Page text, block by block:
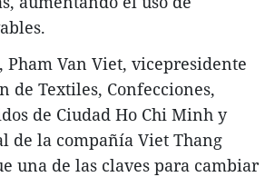
Pham Van Viet, vicepresidente
de Textiles, Confecciones,
de Ciudad Ho Chi Minh y
de la compañía Viet Thang
una de las claves para cambiar